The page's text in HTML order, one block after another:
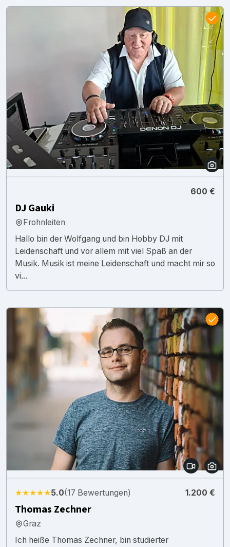
600 €
DJ Gauki
Frohnleiten
Hallo bin der Wolfgang und bin Hobby DJ mit
Leidenschaft und vor allem mit viel Spaß an der
Musik. Musik ist meine Leidenschaft und macht mir so
vi...
★★★★★5.0(17 Bewertungen) 1.200 €
Thomas Zechner
Graz
Ich heiße Thomas Zechner, bin studierter